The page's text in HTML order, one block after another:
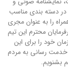
در دسته بندی مناسب
را به عنوان مجری
محترم این تیم
خود را برای این
خدمت رسانی به مردم
بشنویم.